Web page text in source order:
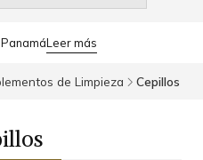
Leer más
de Limpieza Cepillos